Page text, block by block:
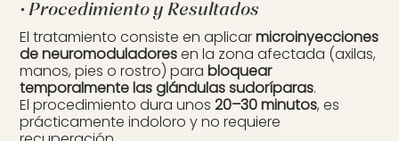
• Procedimiento y Resultados
El tratamiento consiste en aplicarmicroinyecciones
de neuromoduladoresen la zona afectada (axilas,
manos, pies o rostro) parabloquear
temporalmente las glándulas sudoríparas.
El procedimiento dura unos20–30 minutos, es
prácticamente indoloro y no requiere